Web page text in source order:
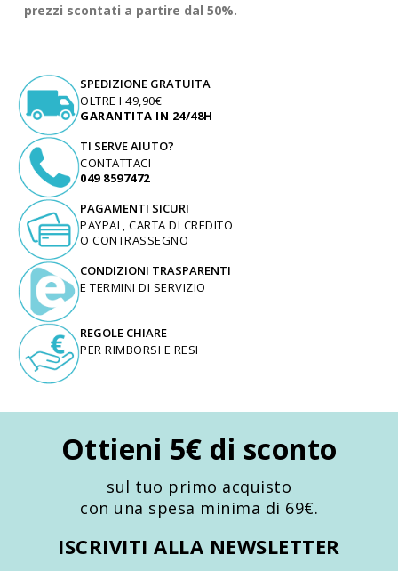
prezzi scontati a partire dal 50%.
SPEDIZIONE GRATUITA
OLTRE I 49,90€
GARANTITA IN 24/48H
TI SERVE AIUTO?
CONTATTACI
049 8597472
PAGAMENTI SICURI
PAYPAL, CARTA DI CREDITO
O CONTRASSEGNO
CONDIZIONI TRASPARENTI
E TERMINI DI SERVIZIO
REGOLE CHIARE
PER RIMBORSI E RESI
Ottieni 5€ di sconto
sul tuo primo acquisto
con una spesa minima di 69€.
ISCRIVITI ALLA NEWSLETTER